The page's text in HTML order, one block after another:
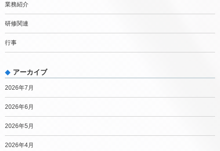
業務紹介
研修関連
行事
アーカイブ
2026年7月
2026年6月
2026年5月
2026年4月